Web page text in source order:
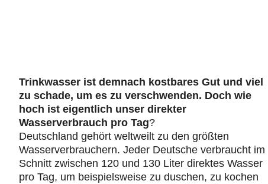
Trinkwasser ist demnach kostbares Gut und viel
zu schade, um es zu verschwenden. Doch wie
hoch ist eigentlich unser direkter
Wasserverbrauch pro Tag?
Deutschland gehört weltweilt zu den größten
Wasserverbrauchern. Jeder Deutsche verbraucht im
Schnitt zwischen 120 und 130 Liter direktes Wasser
pro Tag, um beispielsweise zu duschen, zu kochen